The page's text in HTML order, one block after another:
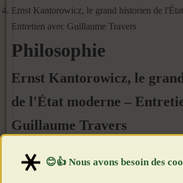
Ernst Kantorowicz, le grand historien de
Entretien avec Guillaume Travers
Philosophie
Ernst Kantorowicz, le
de l'État moderne –
Guillaume Travers
Catégorie :PHILOSOPHIE